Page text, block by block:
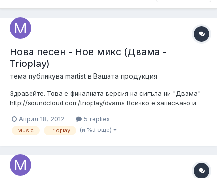
Нова песен - Нов микс (Двама -
Trioplay)
тема публикува martist в Вашата продукция
Здравейте. Това е финалната версия на сигъла ни "Двама"
http://soundcloud.com/trioplay/dvama Всичко е записвано и
ви относно миксот и музиката. Песента е свободна за
сваляне. На който му харесва ще може да си я слуша на
Април 18, 2012 5 replies
Music Trioplay (и %d още)